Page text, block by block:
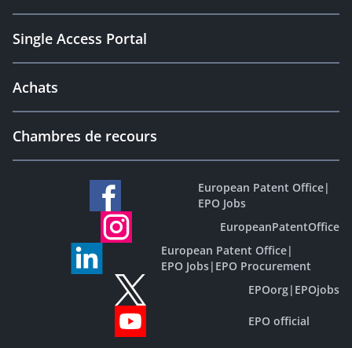
Single Access Portal
Achats
Chambres de recours
European Patent Office|
EPO Jobs
EuropeanPatentOffice
European Patent Office|
EPO Jobs| EPO Procurement
EPOorg| EPOjobs
EPO official